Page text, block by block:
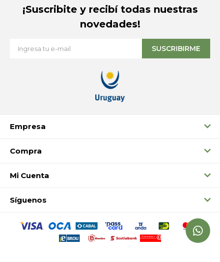
Empresa
Compra
Mi Cuenta
Síguenos
¡Suscribite y recibí todas nuestras
novedades!
SUSCRIBIRME